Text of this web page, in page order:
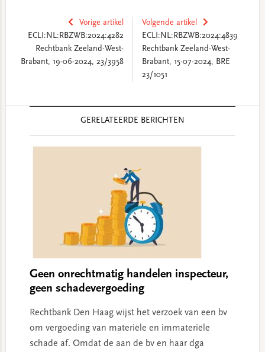
Vorige artikel
ECLI:NL:RBZWB:2024:4282
Rechtbank Zeeland-West-
Brabant, 19-06-2024, 23/3958
Volgende artikel
ECLI:NL:RBZWB:2024:4839
Rechtbank Zeeland-West-
Brabant, 15-07-2024, BRE
23/1051
GERELATEERDE BERICHTEN
Geen onrechtmatig handelen inspecteur,
geen schadevergoeding
Rechtbank Den Haag wijst het verzoek van een bv
om vergoeding van materiële en immateriële
schade af. Omdat de aan de bv en haar dga